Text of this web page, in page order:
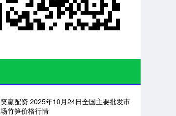
笑赢配资 2025年10月24日全国主要批发市
场竹笋价格行情